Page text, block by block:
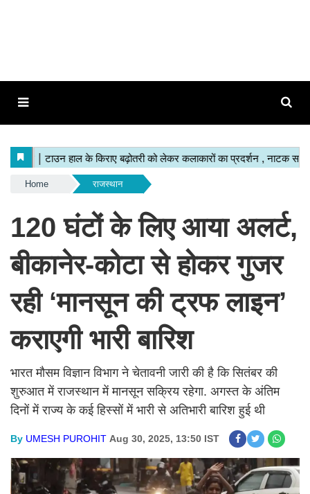
Home राजस्थान
120 घंटों के लिए आया अलर्ट,
बीकानेर-कोटा से होकर गुजर
रही ‘मानसून की ट्रफ लाइन’
कराएगी भारी बारिश
भारत मौसम विज्ञान विभाग ने चेतावनी जारी की है कि सितंबर की
शुरुआत में राजस्थान में मानसून सक्रिय रहेगा. अगस्त के अंतिम
दिनों में राज्य के कई हिस्सों में भारी से अतिभारी बारिश हुई थी
By UMESH PUROHIT Aug 30, 2025, 13:50 IST